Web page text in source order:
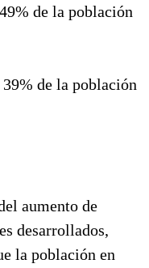
de la población
de la población
aumento de
desarrollados,
la población en